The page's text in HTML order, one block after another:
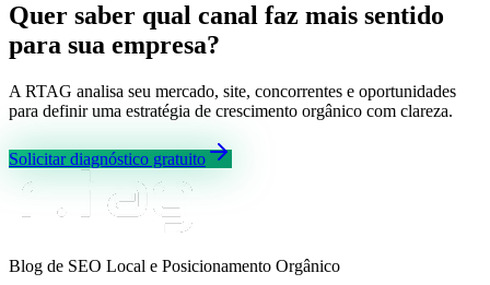
Quer saber qual canal faz mais sentido
para sua empresa?
A RTAG analisa seu mercado, site, concorrentes e oportunidades
para definir uma estratégia de crescimento orgânico com clareza.
Solicitar diagnóstico gratuito
Blog de SEO Local e Posicionamento Orgânico